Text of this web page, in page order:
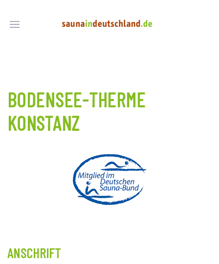
BODENSEE-THERME
KONSTANZ
ANSCHRIFT